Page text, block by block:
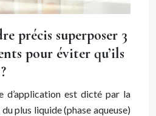
précis superposer 3
pour éviter qu’ils
d’application est dicté par la
plus liquide (phase aqueuse)